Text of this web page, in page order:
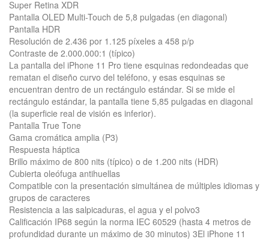
Super Retina XDR
Pantalla OLED Multi-Touch de 5,8 pulgadas (en diagonal)
Pantalla HDR
Resolución de 2.436 por 1.125 píxeles a 458 p/p
Contraste de 2.000.000:1 (típico)
La pantalla del iPhone 11 Pro tiene esquinas redondeadas que
rematan el diseño curvo del teléfono, y esas esquinas se
encuentran dentro de un rectángulo estándar. Si se mide el
rectángulo estándar, la pantalla tiene 5,85 pulgadas en diagonal
(la superficie real de visión es inferior).
Pantalla True Tone
Gama cromática amplia (P3)
Respuesta háptica
Brillo máximo de 800 nits (típico) o de 1.200 nits (HDR)
Cubierta oleófuga antihuellas
Compatible con la presentación simultánea de múltiples idiomas y
grupos de caracteres
Resistencia a las salpicaduras, el agua y el polvo3
Calificación IP68 según la norma IEC 60529 (hasta 4 metros de
profundidad durante un máximo de 30 minutos) 3El iPhone 11